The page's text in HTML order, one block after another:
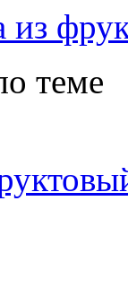
из
теме